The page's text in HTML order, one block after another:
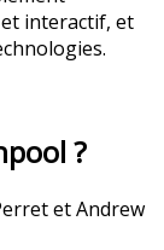
interactif, et
?
et Andrew